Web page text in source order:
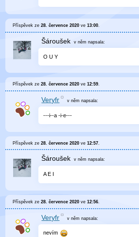
Příspěvek ze28. července 2020 ve13:00.
Šároušek v něm napsala:
O U Y
Příspěvek ze28. července 2020 ve12:59.
Veryfr v němnapsala:
---i--a -i-e---
Příspěvek ze28. července 2020 ve12:57
Šároušek v něm napsala:
A E I
Příspěvek ze28. července 2020 ve12:56
Veryfr v němnapsala:
nevím